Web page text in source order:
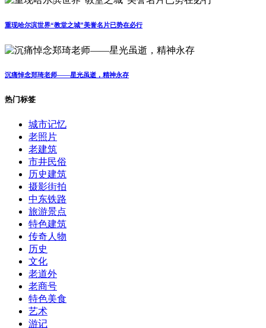
重现哈尔滨世界“教堂之城”美誉名片已势在必行
沉痛悼念郑琦老师——星光虽逝，精神永存
热门标签
城市记忆
老照片
老建筑
市井民俗
历史建筑
摄影街拍
中东铁路
旅游景点
特色建筑
传奇人物
历史
文化
老道外
老商号
特色美食
艺术
游记